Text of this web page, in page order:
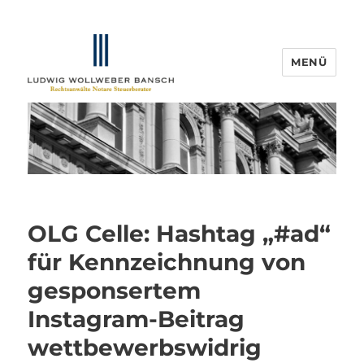
IP-Blogger.de
MENÜ
OLG Celle: Hashtag „#ad“
für Kennzeichnung von
gesponsertem
Instagram-Beitrag
wettbewerbswidrig